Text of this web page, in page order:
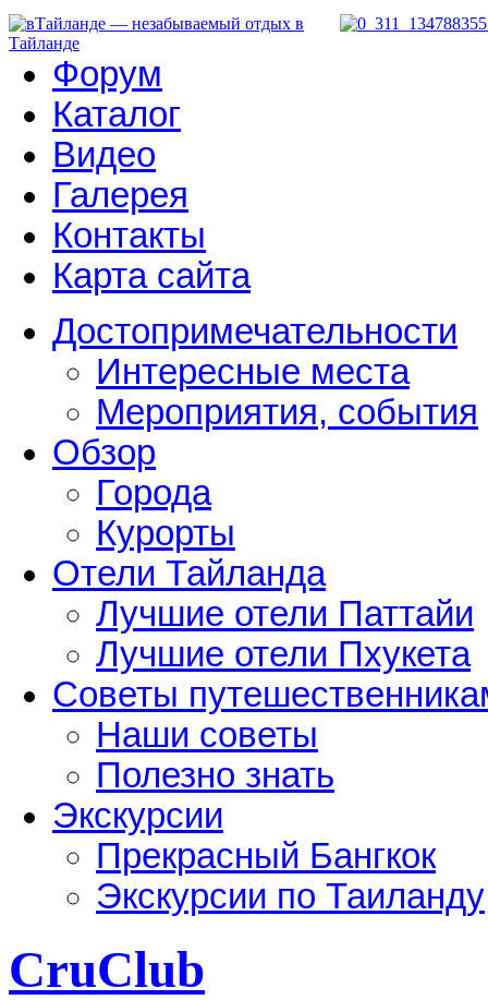
Форум
Каталог
Видео
Галерея
Контакты
Карта сайта
Достопримечательности
Интересные места
Мероприятия, события
Обзор
Города
Курорты
Отели Тайланда
Лучшие отели Паттайи
Лучшие отели Пхукета
Советы
Наши советы
Полезно знать
Экскурсии
Прекрасный Бангкок
Экскурсии по Таиланду
CruClub